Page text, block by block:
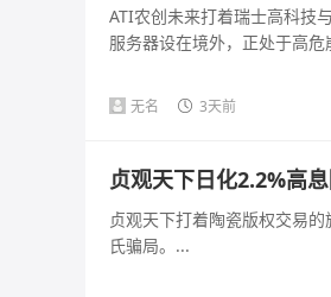
ATI农创未来打着瑞士高科技
服务器设在境外，正处于高
无名 3天前
贞观天下日化2.2%高
贞观天下打着陶瓷版权交易
氏骗局。...